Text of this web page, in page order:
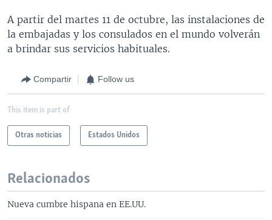
A partir del martes 11 de octubre, las instalaciones de
la embajadas y los consulados en el mundo volverán
a brindar sus servicios habituales.
Compartir Follow us
This item is part of
Otras noticias Estados Unidos
Relacionados
Nueva cumbre hispana en EE.UU.